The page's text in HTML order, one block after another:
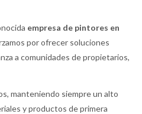
empresa de pintores en
por ofrecer soluciones
a comunidades de propietarios,
manteniendo siempre un alto
y productos de primera